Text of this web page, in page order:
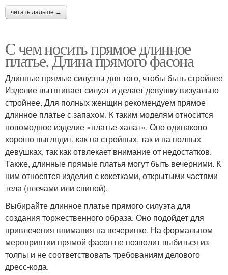
читать дальше →
С чем носить прямое длинное
платье. Длина прямого фасона
Длинные прямые силуэты для того, чтобы быть стройнее
Изделие вытягивает силуэт и делает девушку визуально
стройнее. Для полных женщин рекомендуем прямое
длинное платье с запахом. К таким моделям относится
новомодное изделие «платье-халат». Оно одинаково
хорошо выглядит, как на стройных, так и на полных
девушках, так как отвлекает внимание от недостатков.
Также, длинные прямые платья могут быть вечерними. К
ним относятся изделия с кокетками, открытыми частями
тела (плечами или спиной).
Выбирайте длинное платье прямого силуэта для
создания торжественного образа. Оно подойдет для
привлечения внимания на вечеринке. На формальном
мероприятии прямой фасон не позволит выбиться из
толпы и не соответствовать требованиям делового
дресс-кода.